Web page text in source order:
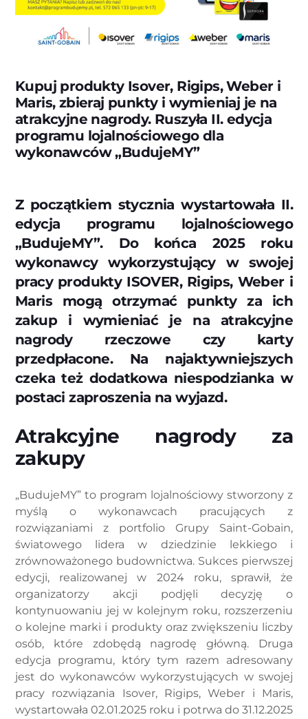
Kupuj produkty Isover, Rigips, Weber i
Maris, zbieraj punkty i wymieniaj je na
atrakcyjne nagrody. Ruszyła II. edycja
programu lojalnościowego dla
wykonawców „BudujeMY”
Z początkiem stycznia wystartowała II.
edycja programu lojalnościowego
„BudujeMY”. Do końca 2025 roku
wykonawcy wykorzystujący w swojej
pracy produkty ISOVER, Rigips, Weber i
Maris mogą otrzymać punkty za ich
zakup i wymieniać je na atrakcyjne
nagrody rzeczowe czy karty
przedpłacone. Na najaktywniejszych
czeka też dodatkowa niespodzianka w
postaci zaproszenia na wyjazd.
Atrakcyjne nagrody za
zakupy
„BudujeMY” to program lojalnościowy stworzony z
myślą o wykonawcach pracujących z
rozwiązaniami z portfolio Grupy Saint-Gobain,
światowego lidera w dziedzinie lekkiego i
zrównoważonego budownictwa. Sukces pierwszej
edycji, realizowanej w 2024 roku, sprawił, że
organizatorzy akcji podjęli decyzję o
kontynuowaniu jej w kolejnym roku, rozszerzeniu
o kolejne marki i produkty oraz zwiększeniu liczby
osób, które zdobędą nagrodę główną. Druga
edycja programu, który tym razem adresowany
jest do wykonawców wykorzystujących w swojej
pracy rozwiązania Isover, Rigips, Weber i Maris,
wystartowała 02.01.2025 roku i potrwa do 31.12.2025